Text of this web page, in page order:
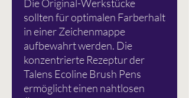
Die Original-Werkstücke
sollten für optimalen Farberhalt
in einer Zeichenmappe
aufbewahrt werden. Die
konzentrierte Rezeptur der
Talens Ecoline Brush Pens
ermöglicht einen nahtlosen